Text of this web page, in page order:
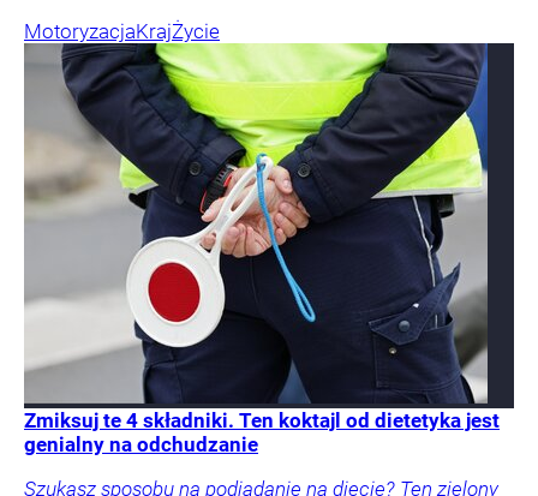
MotoryzacjaKrajŻycie
Zmiksuj te 4 składniki. Ten koktajl od dietetyka jest
genialny na odchudzanie
Szukasz sposobu na podjadanie na diecie? Ten zielony